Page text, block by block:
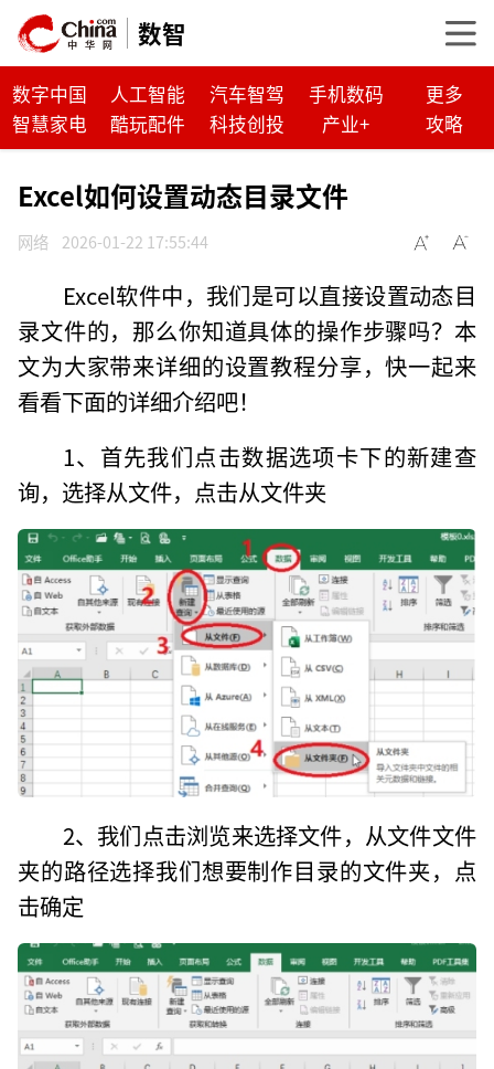
数智
数字中国 人工智能 汽车智驾 手机数码
更多
智慧家电
酷玩配件 科技创投 产业+ 攻略
Excel如何设置动态目录文件
网络 2026-01-22 17:55:44
Excel软件中，我们是可以直接设置动态目
录文件的，那么你知道具体的操作步骤吗？本
文为大家带来详细的设置教程分享，快一起来
看看下面的详细介绍吧！
1、首先我们点击数据选项卡下的新建查
询，选择从文件，点击从文件夹
2、我们点击浏览来选择文件，从文件文件
夹的路径选择我们想要制作目录的文件夹，点
击确定